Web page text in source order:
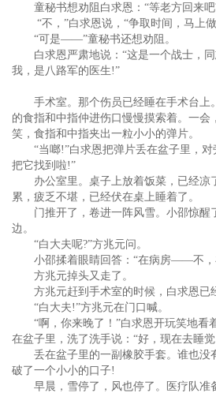
童秘书想劝阻白求恩：“等老方回来吧
“不，”白求恩说，“争取时间，马上做
“可是——”童秘书还想劝阻。
白求恩严肃地说：“这是一个战士，同
我，是八路军的医生!”
手术室。那个伤员已经睡在手术台上
的食指和中指仲进伤口慢慢摸索着。一
笑，食指和中指夹出一粒小小的弹片。
“当啷!”白求恩把弹片丢在盆子里，对
把它找到啦!”
办公室里。桌子上放着饭菜，已经凉
累，疲乏不堪，已经伏在桌上睡着了。
门推开了，卷进一阵风雪。小邵惊醒
边。
“白大夫呢?”方兆元问。
小邵揉着眼睛回答：“在病房——不，
方兆元掉头又走了。
方兆元赶到手术室的时候，白求恩已
“白大夫!”方兆元在门口喊。
“啊，你来晚了！”白求恩开玩笑地看
在盆子里，洗了洗手说：“好，现在去睡
丢在盆子里的一副橡胶手套。谁也没
破了一个小小的口子!
早晨，雪停了，风也停了。医疗队准